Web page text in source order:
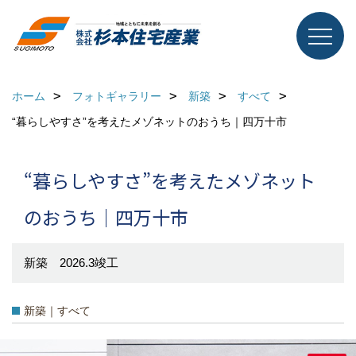
ホーム フォトギャラリー 新築
すべて
“暮らしやすさ”を考えたメゾネットのおうち｜四万十市
“暮らしやすさ”を考えたメゾネット
のおうち｜四万十市
新築 2026.3竣工
新築｜すべて